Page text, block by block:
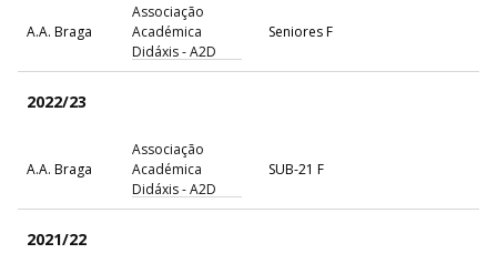
A.A. Braga
Associação
Académica
Didáxis - A2D
Seniores F
2022/23
A.A. Braga
Associação
Académica
Didáxis - A2D
SUB-21 F
2021/22